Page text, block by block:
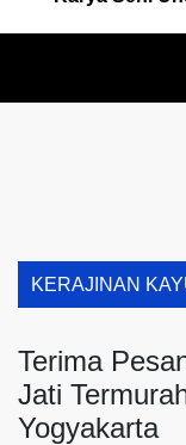
KERAJINAN
Terima
Jati
Yogyakarta